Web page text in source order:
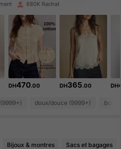
880K Rachat
DH470.00 DH365.00 DH
doux/douce (9999+) bon
Bijoux & montres Sacs et bagages